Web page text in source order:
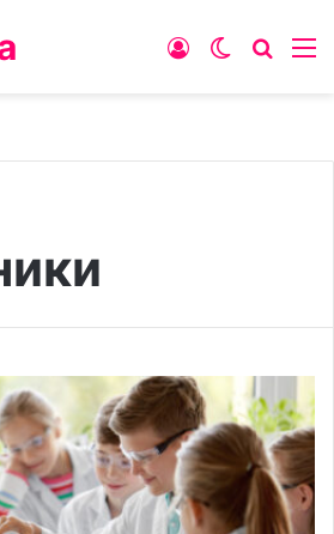
Switch skin
Войти